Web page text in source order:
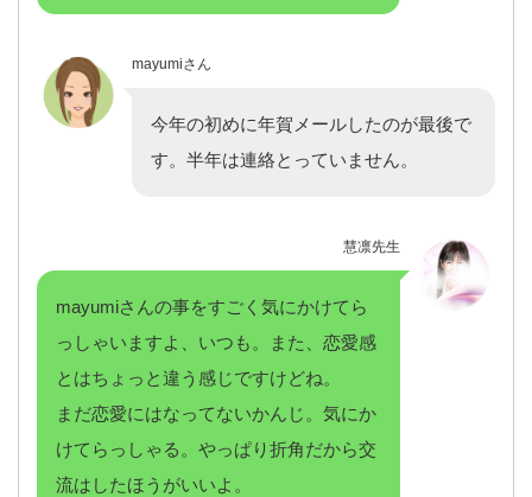
mayumiさん
今年の初めに年賀メールしたのが最後で
す。半年は連絡とっていません。
慧凛先生
mayumiさんの事をすごく気にかけてら
っしゃいますよ、いつも。また、恋愛感
とはちょっと違う感じですけどね。
まだ恋愛にはなってないかんじ。気にか
けてらっしゃる。やっぱり折角だから交
流はしたほうがいいよ。